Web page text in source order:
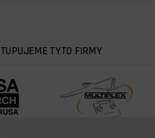
TYTO FIRMY